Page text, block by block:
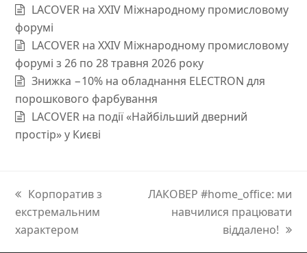
LACOVER на XXIV Міжнародному промисловому
форумі
LACOVER на XXIV Міжнародному промисловому
форумі з 26 по 28 травня 2026 року
Знижка −10% на обладнання ELECTRON для
порошкового фарбування
LACOVER на події «Найбільший дверний
простір» у Києві
previous
post:
Корпоратив з
екстремальним
характером
next
post:
ЛАКОВЕР #home_office: ми
навчилися працювати
віддалено!